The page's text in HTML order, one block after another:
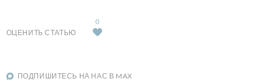
ОЦЕНИТЬ СТАТЬЮ
0
ПОДПИШИТЕСЬ НА НАС В MAX